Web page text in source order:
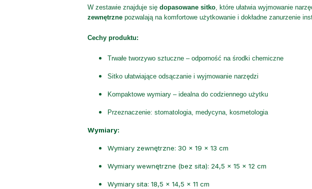
W zestawie znajduje się dopasowane sitko, które ułatwia wyjmowanie
zewnętrznepozwalają na komfortowe użytkowanie i dokładne zanurzenie
Cechy produktu:
Trwałe tworzywo sztuczne – odporność na środki chemiczne
Sitko ułatwiające odsączanie i wyjmowanie narzędzi
Kompaktowe wymiary – idealna do codziennego użytku
Przeznaczenie: stomatologia, medycyna, kosmetologia
Wymiary:
Wymiary zewnętrzne: 30 × 19 × 13 cm
Wymiary wewnętrzne (bez sita): 24,5 × 15 × 12 cm
Wymiary sita: 18,5 × 14,5 × 11 cm